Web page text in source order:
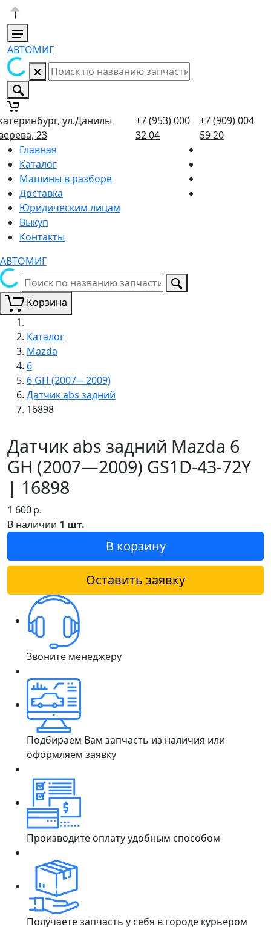
АВТОМИГ
ул.Данилы
23
+7 (953) 000
32 04
+7 (909) 004
59 20
Главная
Каталог
Машины в разборе
Доставка
Юридическим лицам
Выкуп
Контакты
АВТОМИГ
Корзина
Каталог
Mazda
6
6 GH (2007—2009)
Датчик abs задний
16898
Датчик abs задний Mazda 6
GH (2007—2009) GS1D-43-72Y
| 16898
1 600р.
В наличии 1 шт.
В корзину
Оставить заявку
Звоните менеджеру
Подбираем Вам запчасть из наличия или
оформляем заявку
Производите оплату удобным способом
Получаете запчасть у себя в городе курьером